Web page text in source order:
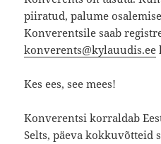
piiratud, palume
Konverentsile saab
konverents@kylauudis.ee
Kes ees, see mees!
Konverentsi korraldab
Selts, päeva kokkuvõtteid